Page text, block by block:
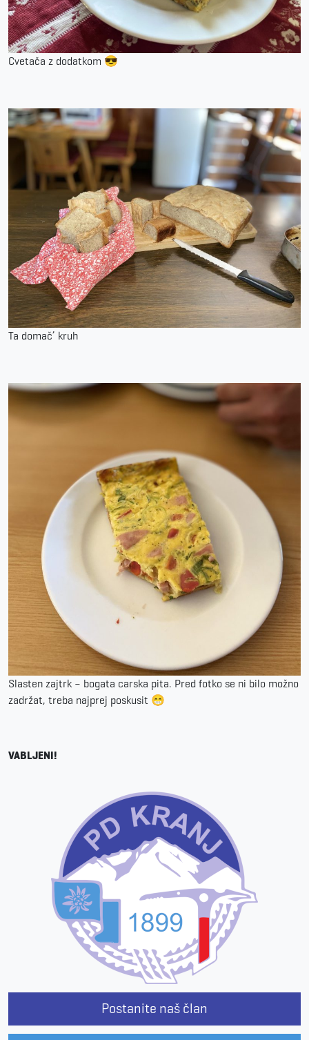
Cvetača z dodatkom 😎️
Ta domač’ kruh
Slasten zajtrk – bogata carska pita. Pred fotko se ni bilo možno
zadržat, treba najprej poskusit 😁️
VABLJENI!
Postanite naš član